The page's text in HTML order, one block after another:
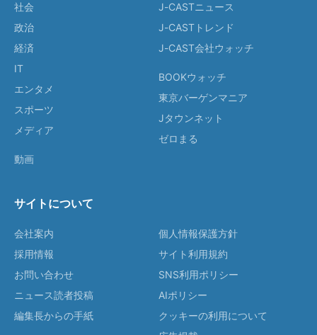
社会
政治
経済
IT
エンタメ
スポーツ
メディア
動画
J-CASTニュース
J-CASTトレンド
J-CAST会社ウォッチ
BOOKウォッチ
東京バーゲンマニア
Jタウンネット
ゼロまる
サイトについて
会社案内
採用情報
お問い合わせ
ニュース読者投稿
編集長からの手紙
個人情報保護方針
サイト利用規約
SNS利用ポリシー
AIポリシー
クッキーの利用について